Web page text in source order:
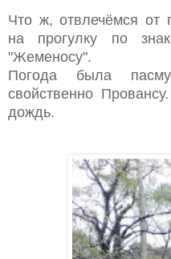
Что ж, отвлечёмся от
на прогулку по
"Жеменосу".
Погода была
свойственно
дождь.